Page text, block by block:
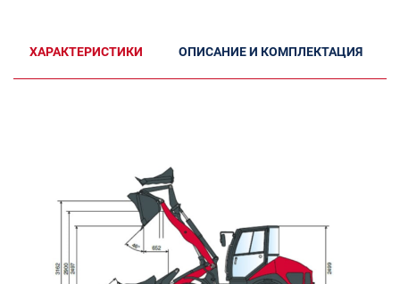
ХАРАКТЕРИСТИКИ ОПИСАНИЕ И КОМПЛЕКТАЦИЯ